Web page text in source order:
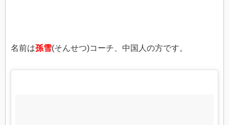
名前は孫雪(そんせつ)コーチ、中国人の方です。